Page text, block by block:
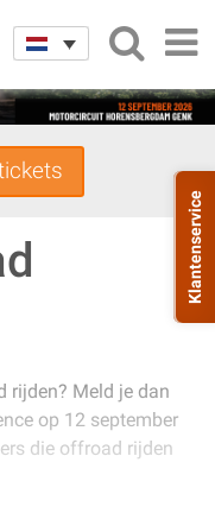
rijden? Meld je dan
op 12 september
die offroad rijden
Klantenservice